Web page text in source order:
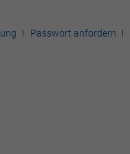
Passwort anfordern